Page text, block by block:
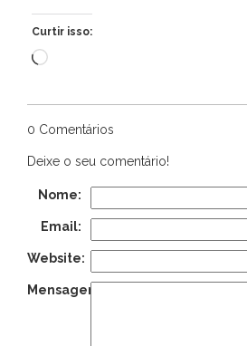
Curtir isso:
Carregando...
0 Comentários
Deixe o seu comentário!
Nome:
Email:
Website:
Mensagem: